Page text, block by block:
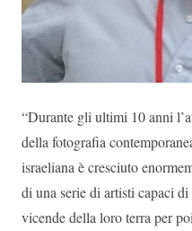
“Durante gli ultimi 10 anni
della fotografia
israeliana è cresciuto
di una serie di artisti capaci
vicende della loro terra per